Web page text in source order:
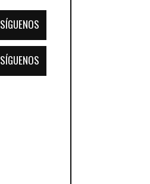
SÍGUENOS
SÍGUENOS